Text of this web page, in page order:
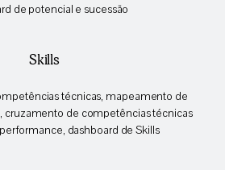
de potencial e sucessão​
Skills
técnicas, mapeamento de
cruzamento de competências técnicas
dashboard de Skills